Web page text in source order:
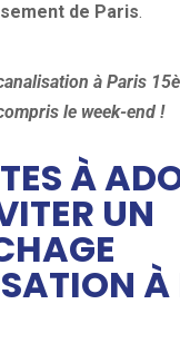
de Paris.
à Paris
le week-end !
À
UN
À